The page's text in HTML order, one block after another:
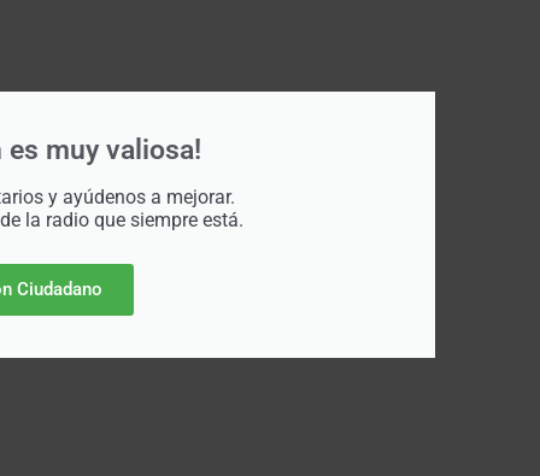
es muy valiosa!
y ayúdenos a mejorar.
la radio que siempre está.
Ciudadano